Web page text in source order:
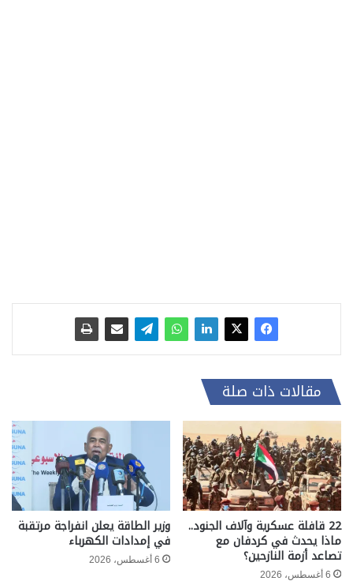
مقالات ذات صلة
22 قافلة عسكرية وآلاف الجنود..
ماذا يحدث في كردفان مع
تصاعد أزمة النازحين؟
6 أغسطس، 2026
وزير الطاقة يعلن انفراجة مرتقبة
في إمدادات الكهرباء
6 أغسطس، 2026